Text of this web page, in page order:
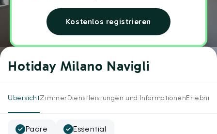
Kostenlos registrieren
Hotiday Milano Navigli
ÜbersichtZimmerDienstleistungen und Informationen
Paare
Essential